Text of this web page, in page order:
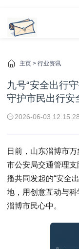
主页 > 行业资讯
九号“安全出行
守护市民出行安
2026-06-03 12:15:28
日前，山东淄博市
市公安局交通管理
播共同发起的“安全
地，用创意互动与科
淄博市民心中。